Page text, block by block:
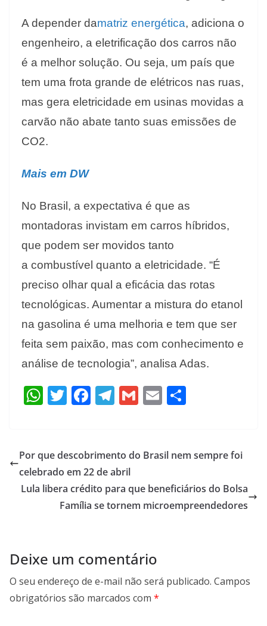
A depender damatriz energética, adiciona o
engenheiro, a eletrificação dos carros não
é a melhor solução. Ou seja, um país que
tem uma frota grande de elétricos nas ruas,
mas gera eletricidade em usinas movidas a
carvão não abate tanto suas emissões de
CO2.
Mais em DW
No Brasil, a expectativa é que as
montadoras invistam em carros híbridos,
que podem ser movidos tanto
a combustível quanto a eletricidade. “É
preciso olhar qual a eficácia das rotas
tecnológicas. Aumentar a mistura do etanol
na gasolina é uma melhoria e tem que ser
feita sem paixão, mas com conhecimento e
análise de tecnologia”, analisa Adas.
W
h
s
A
p
T
w
er
F
ac
b
o
o
k
T
el
gr
a
m
G
m
l
E
m
l e
Por que descobrimento do Brasil nem sempre foi
celebrado em 22 de abril
Lula libera crédito para que beneficiários do Bolsa
Família se tornem microempreendedores
Deixe um comentário
O seu endereço de e-mail não será publicado. Campos
obrigatórios são marcados com *